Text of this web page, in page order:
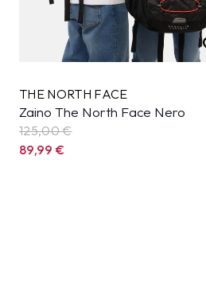
THE NORTH FACE
Zaino The North Face Nero
125,00 €
89,99€